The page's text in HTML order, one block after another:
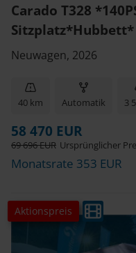
Carado T328
Sitzplatz*Hubbett*
Neuwagen, 2026
40 km Automatik 3
58 470 EUR
69 696 EUR Ursprünglicher
Monatsrate 353 EUR
Aktionspreis